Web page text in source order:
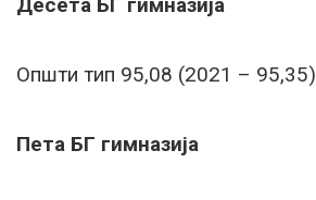
Десета БГ гимназија
Општи тип 95,08 (2021 – 95,35)
Пета БГ гимназија